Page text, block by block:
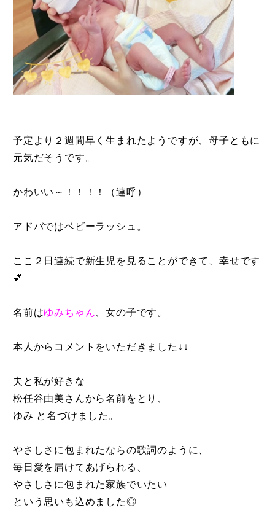
予定より２週間早く生まれたようですが、母子ともに
元気だそうです。
かわいい～！！！！（連呼）
アドバではベビーラッシュ。
ここ２日連続で新生児を見ることができて、幸せです
💕
名前はゆみちゃん 、女の子です。
本人からコメントをいただきました↓↓
夫と私が好きな
松任谷由美さんから名前をとり、
ゆみ と名づけました。
やさしさに包まれたならの歌詞のように、
毎日愛を届けてあげられる、
やさしさに包まれた家族でいたい
という思いも込めました◎